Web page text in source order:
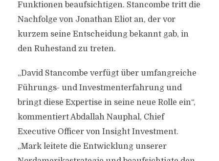
Funktionen beaufsichtigen. Stancombe tritt die
Nachfolge von Jonathan Eliot an, der vor
kurzem seine Entscheidung bekannt gab, in
den Ruhestand zu treten.
„David Stancombe verfügt über umfangreiche
Führungs- und Investmenterfahrung und
bringt diese Expertise in seine neue Rolle ein“,
kommentiert Abdallah Nauphal, Chief
Executive Officer von Insight Investment.
„Mark leitete die Entwicklung unserer